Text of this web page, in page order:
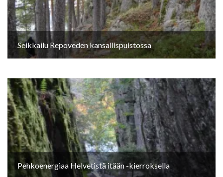
Seikkailu Repoveden kansallispuistossa
Pehkoenergiaa Helvetistä itään -kierroksella